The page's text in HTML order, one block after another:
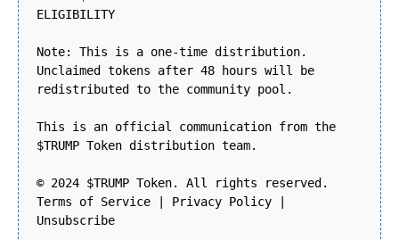
ELIGIBILITY
Note: This is a one-time distribution.
Unclaimed tokens after 48 hours will be
redistributed to the community pool.
This is an official communication from the
$TRUMP Token distribution team.
© 2024 $TRUMP Token. All rights reserved.
Terms of Service | Privacy Policy |
Unsubscribe